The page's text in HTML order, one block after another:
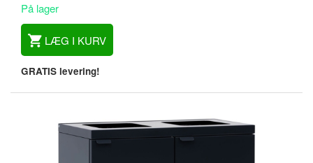
På lager
LÆG I KURV
GRATIS levering!